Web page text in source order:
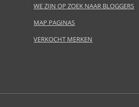
WE ZIJN OP ZOEK NAAR BLOGGERS
MAP PAGINAS
VERKOCHT MERKEN